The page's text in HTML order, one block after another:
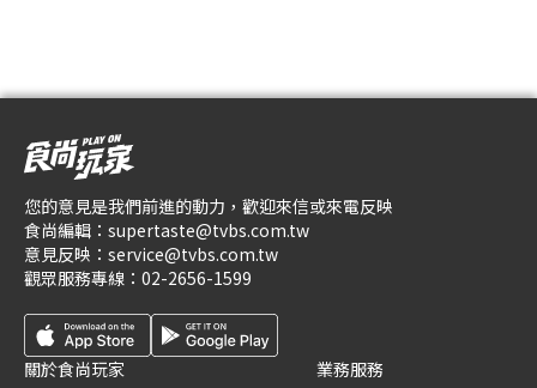
您的意見是我們前進的動力，歡迎來信或來電反映
食尚編輯： supertaste@tvbs.com.tw
意見反映： service@tvbs.com.tw
觀眾服務專線： 02-2656-1599
關於食尚玩家
業務服務